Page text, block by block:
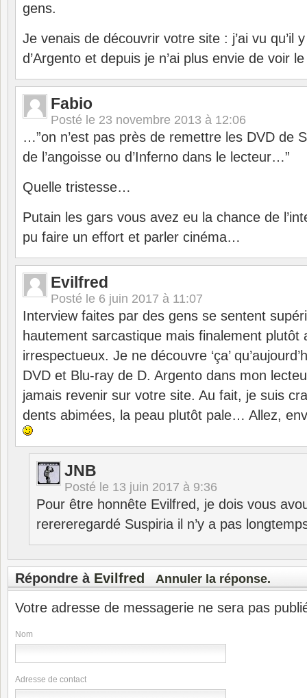
gens.
Je venais de découvrir votre site : j’ai vu qu’il
d’Argento et depuis je n’ai plus envie de voir
Fabio
Posté le 23 novembre 2013 à 12:06
…”on n’est pas près de remettre les DVD de
de l’angoisse ou d’Inferno dans le lecteur…”
Quelle tristesse…
Putain les gars vous avez eu la chance de
pu faire un effort et parler cinéma…
Evilfred
Posté le 6 juin 2017 à 11:07
Interview faites par des gens se sentent
hautement sarcastique mais finalement plutôt
irrespectueux. Je ne découvre ‘ça’
DVD et Blu-ray de D. Argento dans mon
jamais revenir sur votre site. Au fait, je suis
dents abimées, la peau plutôt pale… Allez,
JNB
Posté le 13 juin 2017 à 9:36
Pour être honnête Evilfred, je dois vous
rerereregardé Suspiria il n’y a pas
Répondre à Evilfred Annuler la réponse.
Votre adresse de messagerie ne sera pas
Nom
Adresse de contact